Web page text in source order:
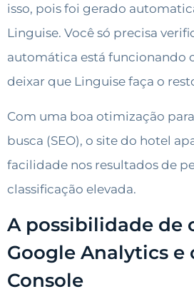
isso, pois foi gerado
Linguise. Você só precisa
automática está funcionando
deixar que Linguise faça o
Com uma boa otimização
busca (SEO), o site do hotel
facilidade nos resultados de
classificação elevada.
A possibilidade de
Google Analytics e
Console